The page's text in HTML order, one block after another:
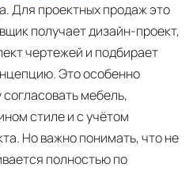
Для проектных продаж это
получает дизайн-проект,
чертежей и подбирает
Это особенно
мебель,
стиле и с учётом
Но важно понимать, что не
полностью по